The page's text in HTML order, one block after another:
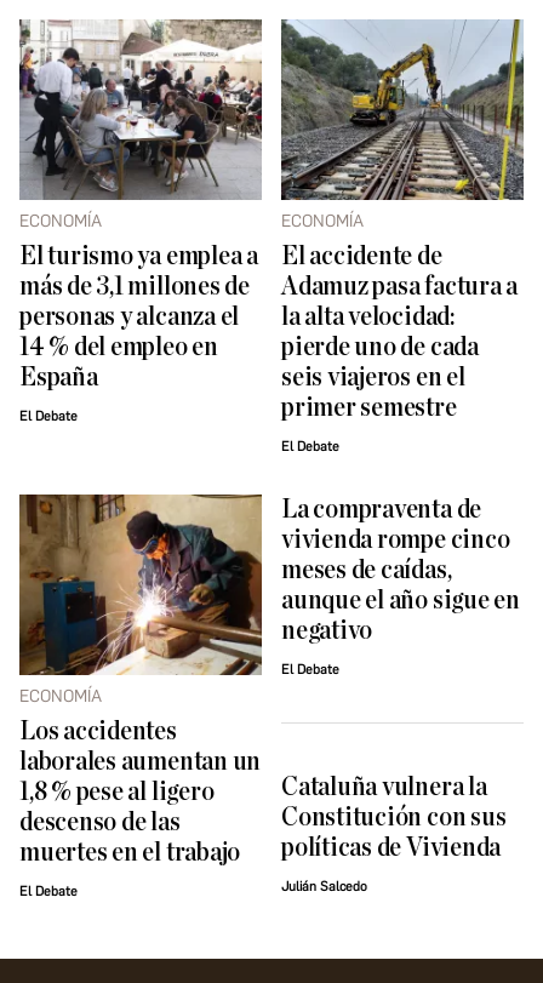
ECONOMÍA
El turismo ya emplea a
más de 3,1 millones de
personas y alcanza el
14 % del empleo en
España
El Debate
ECONOMÍA
El accidente de
Adamuz pasa factura a
la alta velocidad:
pierde uno de cada
seis viajeros en el
primer semestre
El Debate
ECONOMÍA
Los accidentes
laborales aumentan un
1,8 % pese al ligero
descenso de las
muertes en el trabajo
El Debate
La compraventa de
vivienda rompe cinco
meses de caídas,
aunque el año sigue en
negativo
El Debate
Cataluña vulnera la
Constitución con sus
políticas de Vivienda
Julián Salcedo